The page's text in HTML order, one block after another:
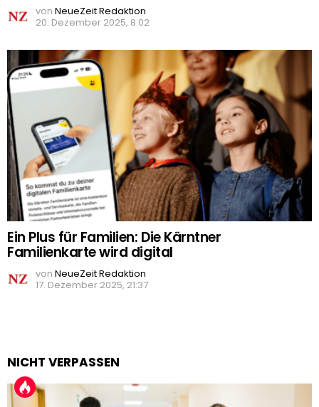
von NeueZeit Redaktion
20. Dezember 2025, 8:02
Ein Plus für Familien: Die Kärntner
Familienkarte wird digital
von NeueZeit Redaktion
17. Dezember 2025, 21:37
NICHT VERPASSEN